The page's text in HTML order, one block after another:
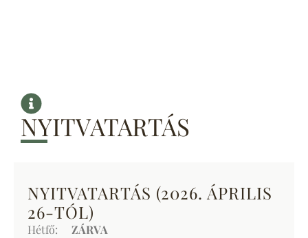
NYITVATARTÁS
NYITVATARTÁS (2026. ÁPRILIS
26-TÓL)
Hétfő: ZÁRVA